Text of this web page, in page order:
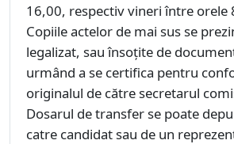
16,00, respectiv vineri între orele
Copiile actelor de mai sus se
legalizat, sau însoțite de
urmând a se certifica pentru
originalul de către secretarul
Dosarul de transfer se poate
catre candidat sau de un